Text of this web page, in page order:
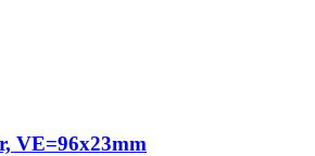
VE=96x23mm